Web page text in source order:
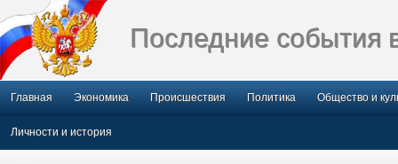
Последние события
Главная Экономика Происшествия Политика Общество и
Личности и история